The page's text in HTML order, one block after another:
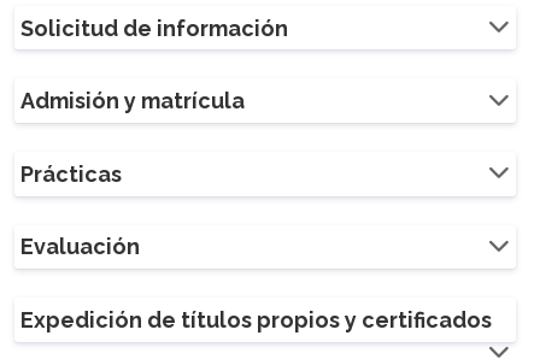
Solicitud de información
Admisión y matrícula
Prácticas
Evaluación
Expedición de títulos propios y certificados